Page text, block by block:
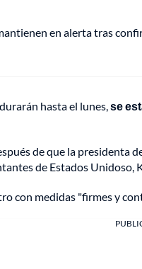
en alerta tras
hasta el lunes,se
de que la presidenta
de Estados Unidoso,
con medidas "firmes y